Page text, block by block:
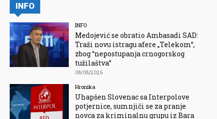
INFO
INFO
Medojević se obratio Ambasadi SAD:
Traži novu istragu afere „Telekom“,
zbog “nepostupanja crnogorskog
tužilaštva”
08/08/2026
Hronika
Uhapšen Slovenac sa Interpolove
potjernice, sumnjiči se za pranje
novca za kriminalnu grupu iz Bara